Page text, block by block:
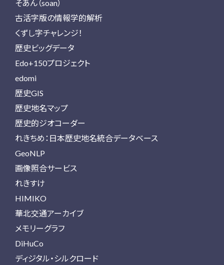
そあん（soan）
古活字版の情報学的解析
くずし字チャレンジ！
歴史ビッグデータ
Edo+150プロジェクト
edomi
歴史GIS
歴史地名マップ
歴史的ジオコーダー
れきちめ：日本歴史地名統合データベース
GeoNLP
画像照合サービス
れきすけ
HIMIKO
華北交通アーカイブ
メモリーグラフ
DiHuCo
ディジタル・シルクロード